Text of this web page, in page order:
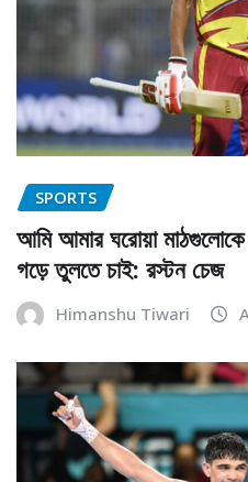
SPORTS
আমি আমার ঘরোয়া মাঠগুলোকে
গড়ে তুলতে চাই: রস্টন চেজ
Himanshu Tiwari